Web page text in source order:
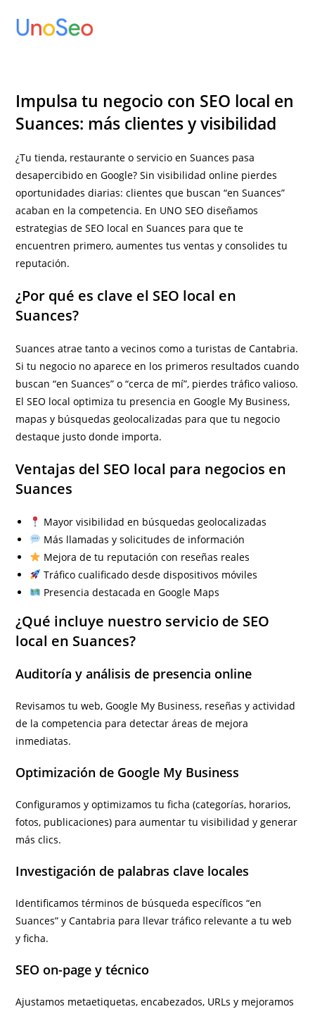
Impulsa tu negocio con SEO local en
Suances: más clientes y visibilidad
¿Tu tienda, restaurante o servicio en Suances pasa
desapercibido en Google? Sin visibilidad online pierdes
oportunidades diarias: clientes que buscan “en Suances”
acaban en la competencia. En UNO SEO diseñamos
estrategias de SEO local en Suances para que te
encuentren primero, aumentes tus ventas y consolides tu
reputación.
¿Por qué es clave el SEO local en
Suances?
Suances atrae tanto a vecinos como a turistas de Cantabria.
Si tu negocio no aparece en los primeros resultados cuando
buscan “en Suances” o “cerca de mí”, pierdes tráfico valioso.
El SEO local optimiza tu presencia en Google My Business,
mapas y búsquedas geolocalizadas para que tu negocio
destaque justo donde importa.
Ventajas del SEO local para negocios en
Suances
Mayor visibilidad en búsquedas geolocalizadas
Más llamadas y solicitudes de información
Mejora de tu reputación con reseñas reales
Tráfico cualificado desde dispositivos móviles
Presencia destacada en Google Maps
¿Qué incluye nuestro servicio de SEO
local en Suances?
Auditoría y análisis de presencia online
Revisamos tu web, Google My Business, reseñas y actividad
de la competencia para detectar áreas de mejora
inmediatas.
Optimización de Google My Business
Configuramos y optimizamos tu ficha (categorías, horarios,
fotos, publicaciones) para aumentar tu visibilidad y generar
más clics.
Investigación de palabras clave locales
Identificamos términos de búsqueda específicos “en
Suances” y Cantabria para llevar tráfico relevante a tu web
y ficha.
SEO on-page y técnico
Ajustamos metaetiquetas, encabezados, URLs y mejoramos